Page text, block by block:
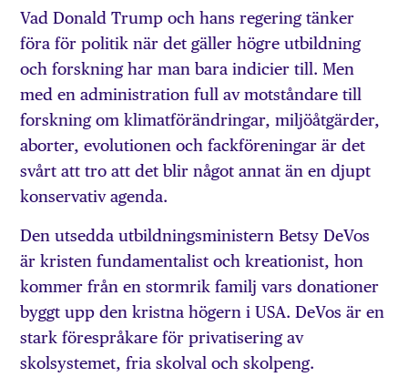
Vad Donald Trump och hans regering tänker
föra för politik när det gäller högre utbildning
och forskning har man bara indicier till. Men
med en administration full av motståndare till
forskning om klimatförändringar, miljöåtgärder,
aborter, evolutionen och fackföreningar är det
svårt att tro att det blir något annat än en djupt
konservativ agenda.
Den utsedda utbildningsministern Betsy DeVos
är kristen fundamentalist och kreationist, hon
kommer från en stormrik familj vars donationer
byggt upp den kristna högern i USA. DeVos är en
stark förespråkare för privatisering av
skolsystemet, fria skolval och skolpeng.